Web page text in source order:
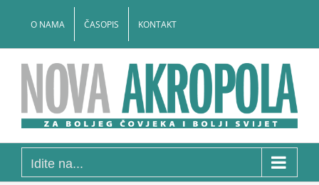
O NAMA ČASOPIS KONTAKT
Idite na...